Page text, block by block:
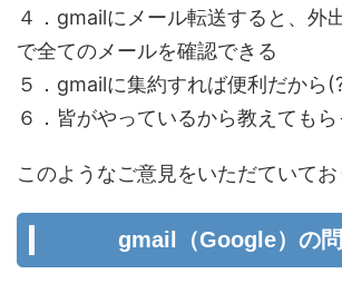
４．gmailにメール転送すると、外
で全てのメールを確認できる
５．gmailに集約すれば便利だから
６．皆がやっているから教えてもら
このようなご意見をいただていてお
gmail（Google）の